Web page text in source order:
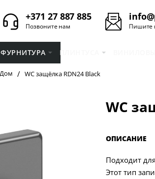
+371 27 887 885
Позвоните нам Пишите
ФУРНИТУРА ПЛИНТУСA
WC защёлка RDN24 Black
WC
ОПИСАНИЕ
Подходит
Этот тип